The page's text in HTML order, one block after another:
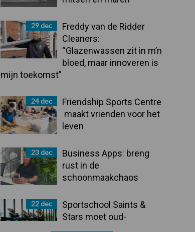
29 dec
Freddy van de Ridder
Cleaners:
“Glazenwassen zit in m’n
bloed, maar innoveren is
mijn toekomst”
24 dec
Friendship Sports Centre
maakt vrienden voor het
leven
23 dec
Business Apps: breng
rust in de
schoonmaakchaos
22 dec
Sportschool Saints &
Stars moet oud-